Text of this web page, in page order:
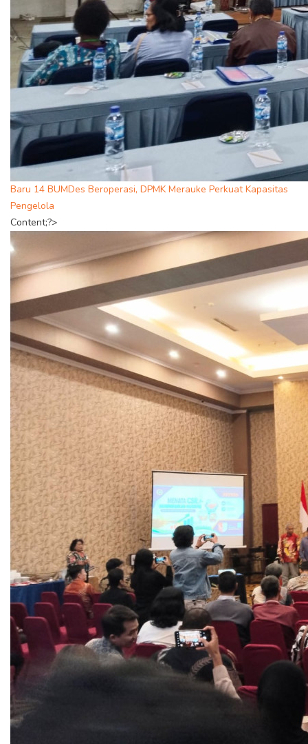
Baru 14 BUMDes Beroperasi, DPMK Merauke Perkuat Kapasitas
Pengelola
Content;?>